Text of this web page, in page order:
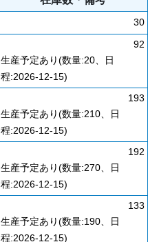
30
92
生産予定あり(数量:20、日
程:2026-12-15)
193
生産予定あり(数量:210、日
程:2026-12-15)
192
生産予定あり(数量:270、日
程:2026-12-15)
133
生産予定あり(数量:190、日
程:2026-12-15)